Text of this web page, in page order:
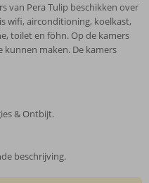
van Pera Tulip beschikken over
wifi, airconditioning, koelkast,
toilet en föhn. Op de kamers
maken. De kamers
& Ontbijt.
beschrijving.